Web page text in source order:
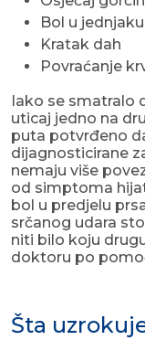
Bol u
Kratak dah
Povraćanje
Iako se smatralo
uticaj jedno na
puta potvrđeno
dijagnosticirane
nemaju više
od simptoma
bol u predjelu
srčanog udara
niti bilo koju
doktoru po
Šta